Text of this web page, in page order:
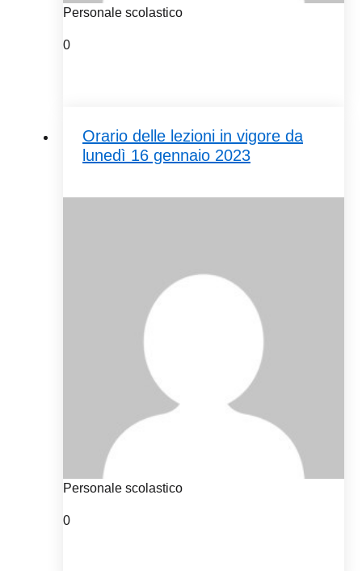
Personale scolastico
0
Orario delle lezioni in vigore da
lunedì 16 gennaio 2023
Personale scolastico
0